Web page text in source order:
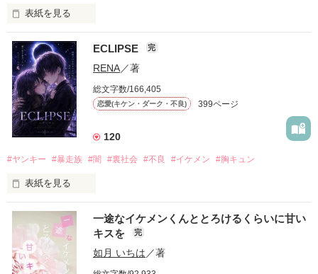
表紙を見る
「好きだったから、別れを選んだ。」
モテる人を好きになるのが怖かった。
だから私は、中学時代に大好きだった彼を自分から振った。
もう会うことはないと思っていたのに、
高校生になって再会した彼は、隣の学校で”王子様”と呼ばれる
他の女の子には冷たいのに
私にだけ昔と変わらない笑顔を向けてくる。
「澪ちゃん。」
それは止まっていた恋が再び動き始める合図──。
ECLIPSE 完
RENA／著
総文字数/166,405
恋愛(キケン・ダーク・不良) 399ページ
120
#ヤンキー #暴走族 #闇 #裏社会 #不良 #イケメン #胸キュン
表紙を見る
表紙画像はAIです
作品を読む
一途なイケメンくんととろけるくらいに甘い
キスを
完
如月 いちは／著